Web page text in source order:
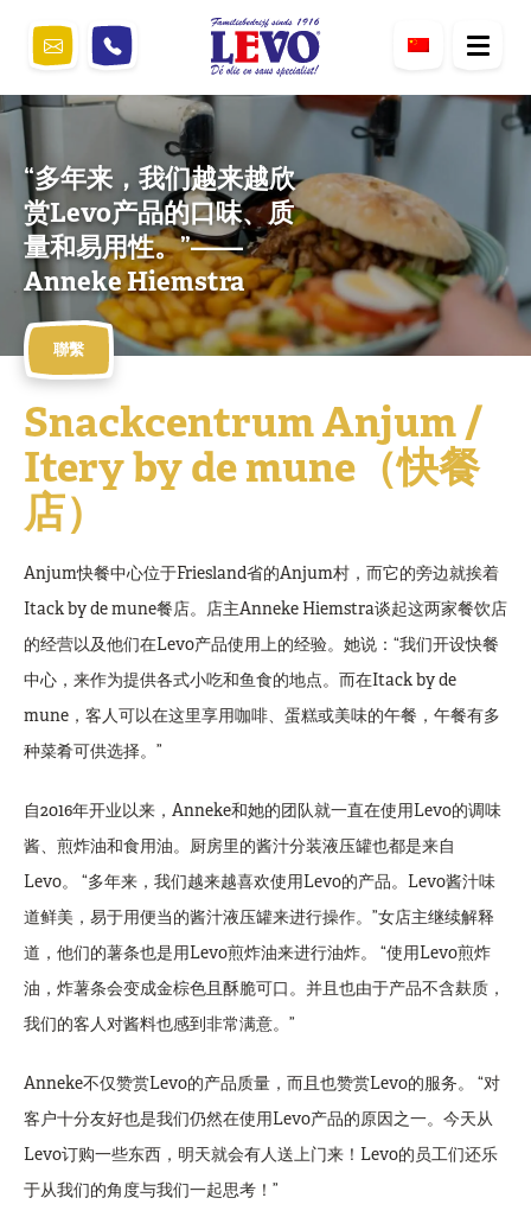
“多年来，我们越来越欣
赏Levo产品的口味、质
量和易用性。”——
Anneke Hiemstra
聯繫
Snackcentrum Anjum /
Itery by de mune（快餐
店）
Anjum快餐中心位于Friesland省的Anjum村，而它的旁边就挨着
Itack by de mune餐店。店主Anneke Hiemstra谈起这两家餐饮店
的经营以及他们在Levo产品使用上的经验。她说：“我们开设快餐
中心，来作为提供各式小吃和鱼食的地点。而在Itack by de
mune，客人可以在这里享用咖啡、蛋糕或美味的午餐，午餐有多
种菜肴可供选择。”
自2016年开业以来，Anneke和她的团队就一直在使用Levo的调味
酱、煎炸油和食用油。厨房里的酱汁分装液压罐也都是来自
Levo。 “多年来，我们越来越喜欢使用Levo的产品。Levo酱汁味
道鲜美，易于用便当的酱汁液压罐来进行操作。”女店主继续解释
道，他们的薯条也是用Levo煎炸油来进行油炸。 “使用Levo煎炸
油，炸薯条会变成金棕色且酥脆可口。并且也由于产品不含麸质，
我们的客人对酱料也感到非常满意。”
Anneke不仅赞赏Levo的产品质量，而且也赞赏Levo的服务。 “对
客户十分友好也是我们仍然在使用Levo产品的原因之一。今天从
Levo订购一些东西，明天就会有人送上门来！Levo的员工们还乐
于从我们的角度与我们一起思考！”